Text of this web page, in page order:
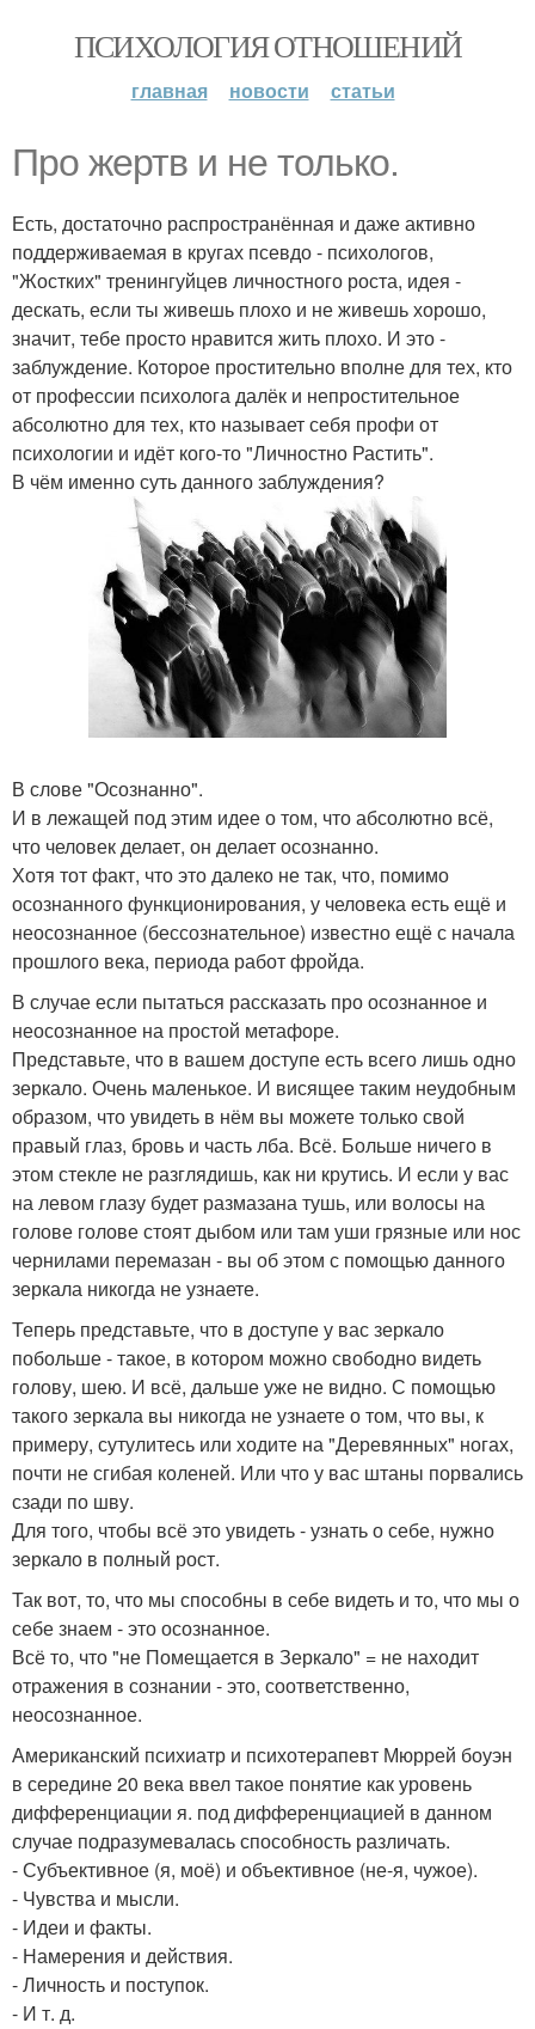
ПСИХОЛОГИЯ ОТНОШЕНИЙ
главная новости статьи
Про жертв и не только.
Есть, достаточно распространённая и даже активно
поддерживаемая в кругах псевдо - психологов,
"Жостких" тренингуйцев личностного роста, идея -
дескать, если ты живешь плохо и не живешь хорошо,
значит, тебе просто нравится жить плохо. И это -
заблуждение. Которое простительно вполне для тех, кто
от профессии психолога далёк и непростительное
абсолютно для тех, кто называет себя профи от
психологии и идёт кого-то "Личностно Растить".
В чём именно суть данного заблуждения?
В слове "Осознанно".
И в лежащей под этим идее о том, что абсолютно всё,
что человек делает, он делает осознанно.
Хотя тот факт, что это далеко не так, что, помимо
осознанного функционирования, у человека есть ещё и
неосознанное (бессознательное) известно ещё с начала
прошлого века, периода работ фройда.
В случае если пытаться рассказать про осознанное и
неосознанное на простой метафоре.
Представьте, что в вашем доступе есть всего лишь одно
зеркало. Очень маленькое. И висящее таким неудобным
образом, что увидеть в нём вы можете только свой
правый глаз, бровь и часть лба. Всё. Больше ничего в
этом стекле не разглядишь, как ни крутись. И если у вас
на левом глазу будет размазана тушь, или волосы на
голове голове стоят дыбом или там уши грязные или нос
чернилами перемазан - вы об этом с помощью данного
зеркала никогда не узнаете.
Теперь представьте, что в доступе у вас зеркало
побольше - такое, в котором можно свободно видеть
голову, шею. И всё, дальше уже не видно. С помощью
такого зеркала вы никогда не узнаете о том, что вы, к
примеру, сутулитесь или ходите на "Деревянных" ногах,
почти не сгибая коленей. Или что у вас штаны порвались
сзади по шву.
Для того, чтобы всё это увидеть - узнать о себе, нужно
зеркало в полный рост.
Так вот, то, что мы способны в себе видеть и то, что мы о
себе знаем - это осознанное.
Всё то, что "не Помещается в Зеркало" = не находит
отражения в сознании - это, соответственно,
неосознанное.
Американский психиатр и психотерапевт Мюррей боуэн
в середине 20 века ввел такое понятие как уровень
дифференциации я. под дифференциацией в данном
случае подразумевалась способность различать.
- Субъективное (я, моё) и объективное (не-я, чужое).
- Чувства и мысли.
- Идеи и факты.
- Намерения и действия.
- Личность и поступок.
- И т. д.